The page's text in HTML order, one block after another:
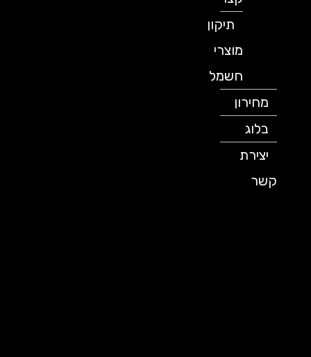
תיקון
מוצרי
חשמל
מחירון
יצירת
קשר